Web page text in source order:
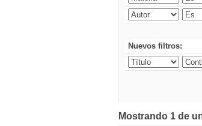
Nuevos filtros:
Mostrando 1 de